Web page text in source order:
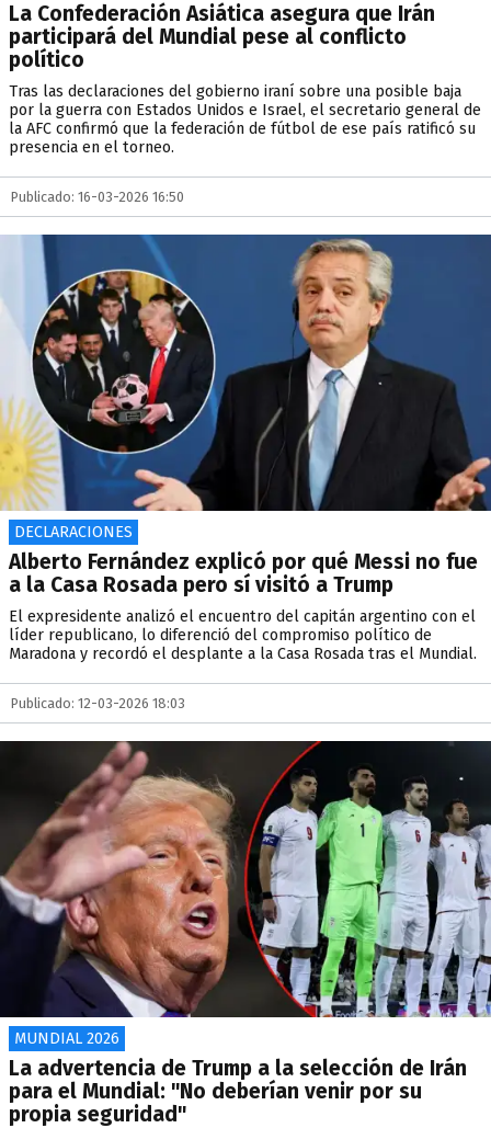
La Confederación Asiática asegura que Irán
participará del Mundial pese al conflicto
político
Tras las declaraciones del gobierno iraní sobre una posible baja
por la guerra con Estados Unidos e Israel, el secretario general de
la AFC confirmó que la federación de fútbol de ese país ratificó su
presencia en el torneo.
Publicado: 16-03-2026 16:50
DECLARACIONES
Alberto Fernández explicó por qué Messi no fue
a la Casa Rosada pero sí visitó a Trump
El expresidente analizó el encuentro del capitán argentino con el
líder republicano, lo diferenció del compromiso político de
Maradona y recordó el desplante a la Casa Rosada tras el Mundial.
Publicado: 12-03-2026 18:03
MUNDIAL 2026
La advertencia de Trump a la selección de Irán
para el Mundial: "No deberían venir por su
propia seguridad"